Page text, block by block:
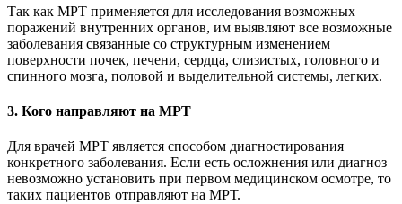
Так как МРТ применяется для исследования возможных
поражений внутренних органов, им выявляют все возможные
заболевания связанные со структурным изменением
поверхности почек, печени, сердца, слизистых, головного и
спинного мозга, половой и выделительной системы, легких.
3. Кого направляют на МРТ
Для врачей МРТ является способом диагностирования
конкретного заболевания. Если есть осложнения или диагноз
невозможно установить при первом медицинском осмотре, то
таких пациентов отправляют на МРТ.